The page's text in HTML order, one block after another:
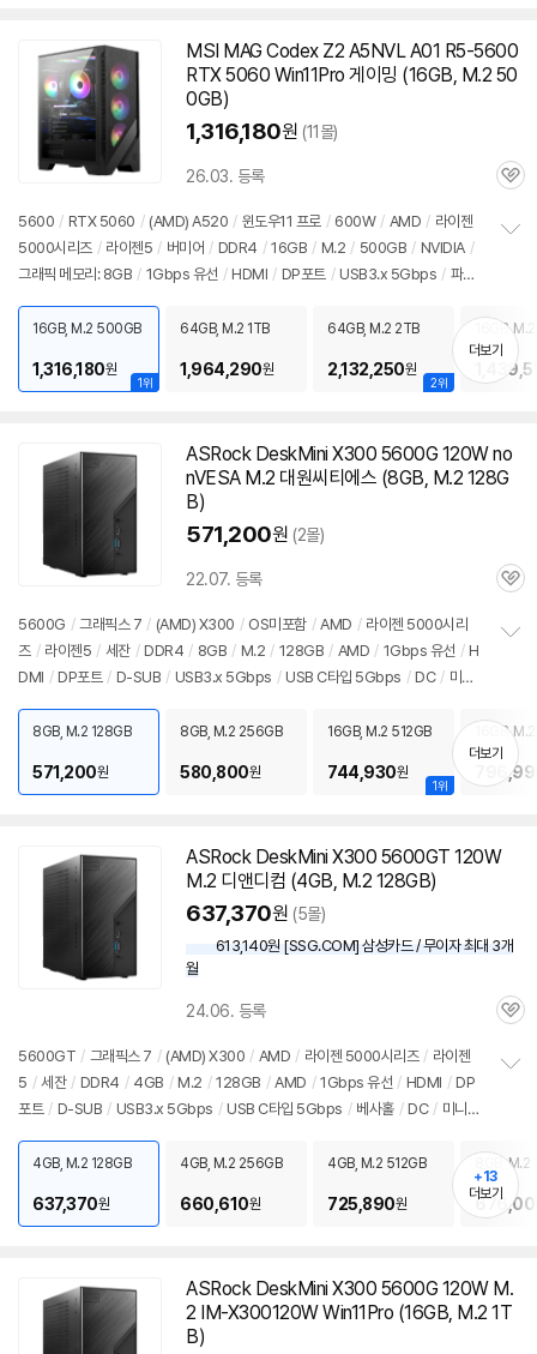
MSI MAG Codex Z2 A5NVL A01 R5-5600
RTX 5060 Win11Pro 게이밍 (16GB, M.2 50
0GB)
1,316,180원 (11몰)
26.03. 등록
관
5600 / RTX 5060 / (AMD) A520 / 윈도우11 프로 / 600W / AMD / 라이젠
5000시리즈 / 라이젠5 / 버미어 / DDR4 / 16GB / M.2 / 500GB / NVIDIA /
그래픽 메모리: 8GB / 1Gbps 유선 / HDMI / DP포트 / USB3.x 5Gbps / 파워
치
기
1위
16GB, M.2 500GB
1,316,180원
64GB, M.2 1TB
1,964,290원
2위
64GB, M.2 2TB
2,132,250원
16GB,
더보기
ASRock DeskMini X300 5600G 120W no
nVESA M.2 대원씨티에스 (8GB, M.2 128G
B)
571,200원 (2몰)
22.07. 등록
관
5600G / 그래픽스 7 / (AMD) X300 / OS미포함 / AMD / 라이젠 5000시리
즈 / 라이젠5 / 세잔 / DDR4 / 8GB / M.2 / 128GB / AMD / 1Gbps 유선 / H
DMI / DP포트 / D-SUB / USB3.x 5Gbps / USB C타입 5Gbps / DC / 미니P
치
기
8GB, M.2 128GB
571,200원
8GB, M.2 256GB
580,800원
1위
16GB, M.2 512GB
744,930원
16GB,
더보기
ASRock DeskMini X300 5600GT 120W
M.2 디앤디컴 (4GB, M.2 128GB)
637,370원 (5몰)
613,140원 [SSG.COM] 삼성카드 / 무이자 최대 3개
월
24.06. 등록
관
5600GT / 그래픽스 7 / (AMD) X300 / AMD / 라이젠 5000시리즈 / 라이젠
5 / 세잔 / DDR4 / 4GB / M.2 / 128GB / AMD / 1Gbps 유선 / HDMI / DP
포트 / D-SUB / USB3.x 5Gbps / USB C타입 5Gbps / 베사홀 / DC / 미니P
치
기
4GB, M.2 128GB
637,370원
4GB, M.2 256GB
660,610원
4GB, M.2 512GB
725,890원
8GB, M.2
+13
더보기
ASRock DeskMini X300 5600G 120W M.
2 IM-X300120W Win11Pro (16GB, M.2 1T
B)